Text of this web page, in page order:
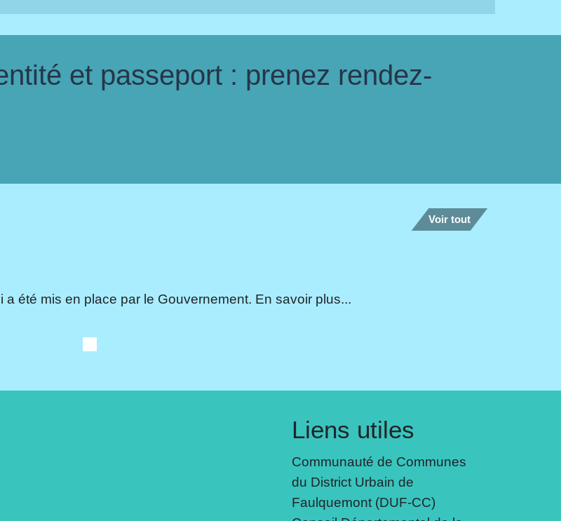
et passeport : prenez rendez-
Voir tout
été mis en place par le Gouvernement. En savoir plus...
Liens utiles
Communauté de Communes
du District Urbain de
Faulquemont (DUF-CC)